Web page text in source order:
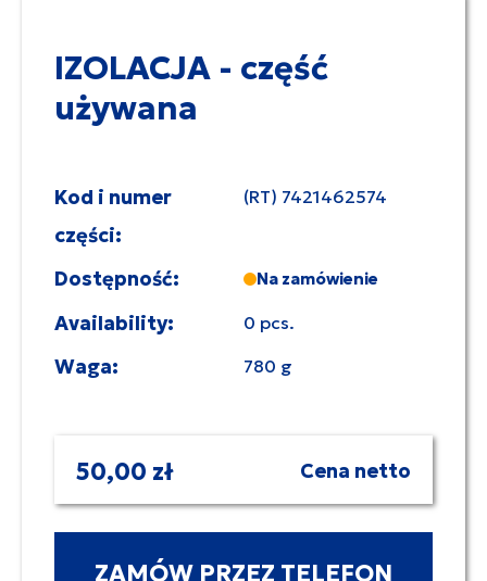
IZOLACJA - część
używana
Kod i numer
części:
(RT) 7421462574
Dostępność: Na zamówienie
Availability: 0 pcs.
Waga: 780 g
50,00 zł Cena netto
ZAMÓW PRZEZ TELEFON